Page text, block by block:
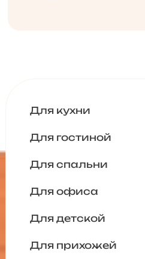
Для кухни
Для гостиной
Для спальни
Для офиса
Для детской
Для прихожей